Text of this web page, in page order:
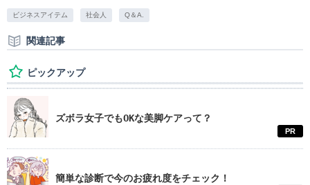
ビジネスアイテム 社会人 Q＆A.
関連記事
ピックアップ
ズボラ女子でもOKな美脚ケアって？
PR
簡単な診断で今のお疲れ度をチェック！